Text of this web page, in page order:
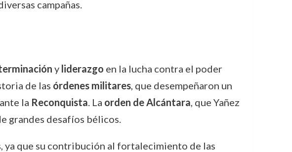
campañas.
y liderazgo en la lucha contra el poder
de las órdenes militares, que desempeñaron un
la Reconquista. La orden de Alcántara, que Yañez
grandes desafíos bélicos.
ya que su contribución al fortalecimiento de las